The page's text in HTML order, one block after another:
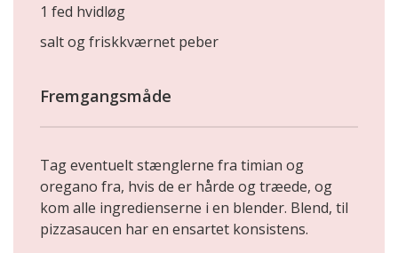
1 fed hvidløg
salt og friskkværnet peber
Fremgangsmåde
Tag eventuelt stænglerne fra timian og
oregano fra, hvis de er hårde og træede, og
kom alle ingredienserne i en blender. Blend, til
pizzasaucen har en ensartet konsistens.